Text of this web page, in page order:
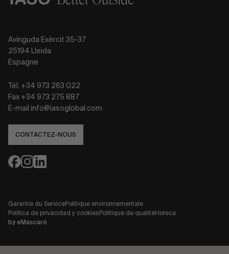
Avinguda Exèrcit 35-37
25194 Lleida
Espagne
Tél. +34 973 263 022
Fax +34 973 275 887
E-mail info@iasoglobal.com
CONTACTEZ-NOUS
Garantie du ServicePolitique environnementale
Política de privacidad y cookies Politique de qualitéHoreca
by eMascaró